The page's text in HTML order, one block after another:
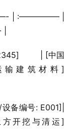
| :————— |
| [中国
建筑材料]
备编号: E001]|
开挖与清运]